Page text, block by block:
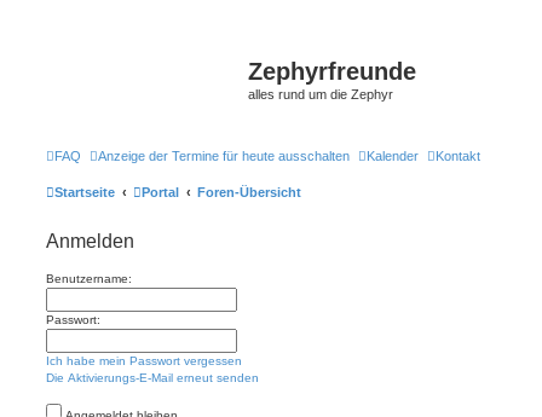
Zephyrfreunde
alles rund um die Zephyr
FAQ Anzeige der Termine für heute ausschalten Kalender Kontakt
Startseite Portal Foren-Übersicht
Anmelden
Benutzername:
Passwort:
Ich habe mein Passwort vergessen
Die Aktivierungs-E-Mail erneut senden